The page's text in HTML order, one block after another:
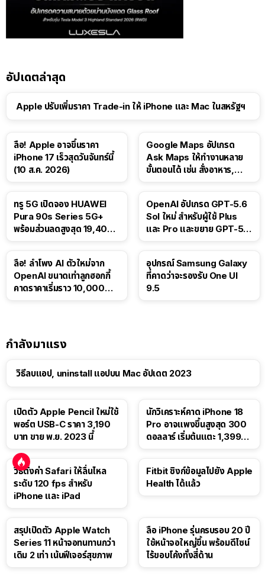
อัปเดตล่าสุด
Apple ปรับเพิ่มราคา Trade-in ให้ iPhone และ Mac ในสหรัฐฯ
ลือ! Apple อาจขึ้นราคา
iPhone 17 เร็วสุดวันจันทร์นี้
(10 ส.ค. 2026)
Google Maps อัปเกรด
Ask Maps ให้ทำงานหลาย
ขั้นตอนได้ เช่น สั่งอาหาร,
ทรู 5G เปิดจอง HUAWEI
Pura 90s Series 5G+
พร้อมส่วนลดสูงสุด 19,400
OpenAI อัปเกรด GPT-5.6
Sol ใหม่ สำหรับผู้ใช้ Plus
และ Pro และขยาย GPT-5.6
ลือ! ลำโพง AI ตัวใหม่จาก
OpenAI ขนาดเท่าลูกฮอกกี้
คาดราคาเริ่มราว 10,000
อุปกรณ์ Samsung Galaxy
ที่คาดว่าจะรองรับ One UI
9.5
กำลังมาแรง
วิธีลบแอป, uninstall แอปบน Mac อัปเดต 2023
เปิดตัว Apple Pencil ใหม่ใช้
พอร์ต USB-C ราคา 3,190
บาท ขาย พ.ย. 2023 นี้
นักวิเคราะห์คาด iPhone 18
Pro อาจแพงขึ้นสูงสุด 300
ดอลลาร์ เริ่มต้นแตะ 1,399
วิธีตั้งค่า Safari ให้ลื่นไหล
ระดับ 120 fps สำหรับ
iPhone และ iPad
Fitbit ซิงก์ข้อมูลไปยัง Apple
Health ได้แล้ว
สรุปเปิดตัว Apple Watch
Series 11 หน้าจอทนทานกว่า
เดิม 2 เท่า เน้นฟีเจอร์สุขภาพ
ลือ iPhone รุ่นครบรอบ 20 ปี
ใช้หน้าจอใหญ่ขึ้น พร้อมดีไซน์
ไร้ขอบโค้งทั้งสี่ด้าน